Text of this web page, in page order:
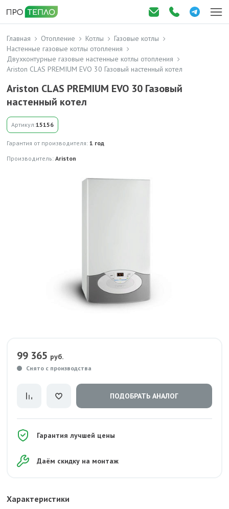
Главная Отопление Котлы
Газовые котлы
Настенные газовые котлы отопления
Двухконтурные газовые настенные котлы отопления
Ariston CLAS PREMIUM EVO 30 Газовый настенный котел
Ariston CLAS PREMIUM EVO 30 Газовый
настенный котел
Артикул:15156
Гарантия от производителя: 1 год
Производитель: Ariston
99 365 руб.
Снято с производства
ПОДОБРАТЬ АНАЛОГ
Гарантия лучшей цены
Даём скидку на монтаж
Характеристики